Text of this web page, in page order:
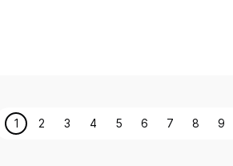
1 2 3 4 5 6 7 8 9